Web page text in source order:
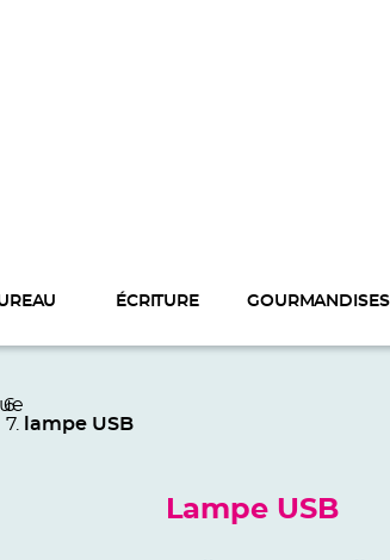
ÉCRITURE GOURMANDISES
lampe USB
Lampe USB